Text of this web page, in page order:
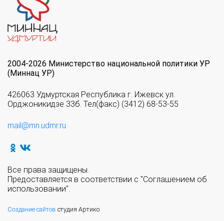
2004-2026 Министерство национальной политики УР
(Миннац УР)
426063 Удмуртская Республика г. Ижевск ул.
Орджоникидзе 33б. Тел(факс) (3412) 68-53-55
mail@mn.udmr.ru
Все права защищены.
Предоставляется в соответствии с "Соглашением об
использовании".
Создание сайтов студия Артико